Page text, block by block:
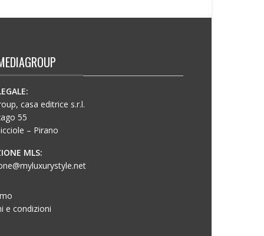
casa editrice s.r.l.
55
– Pirano
MLS:
e condizioni